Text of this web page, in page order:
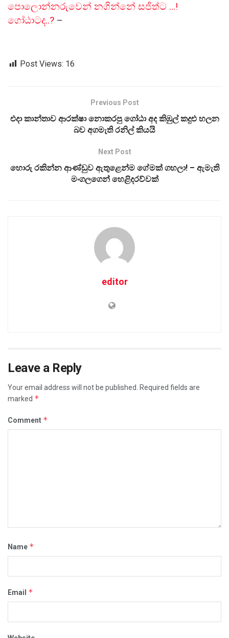
පොලොන්නරුවෙන් නගින්නේ සජිත්ට …!
ගෝඨාටද..? –
Post Views: 16
Previous Post
එදා කාන්තාව ආරක්ෂා නොකරපු ගෝඨා අද කිඹුල් කදුළු හලන
බව අගමැති රනිල් කියයි
Next Post
හොරු රකින්න ආණ්ඩුව ඇතුළෙන්ම ගේමක් ගහලා! – ඇමැති
මංගලගෙන් හෙළිදරව්වක්
editor
Leave a Reply
Your email address will not be published.
Required fields are
marked *
Comment *
Name *
Email *